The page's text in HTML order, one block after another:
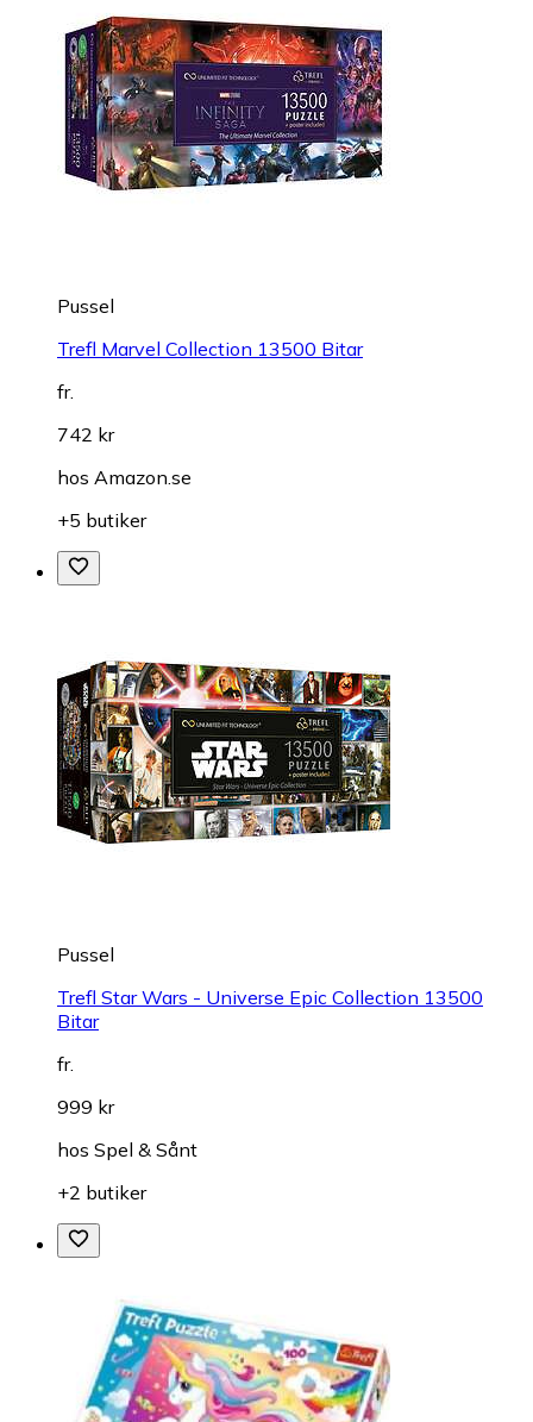
Pussel
Trefl Marvel Collection 13500 Bitar
fr.
742 kr
hos Amazon.se
+5 butiker
Pussel
Trefl Star Wars - Universe Epic Collection 13500
Bitar
fr.
999 kr
hos Spel & Sånt
+2 butiker